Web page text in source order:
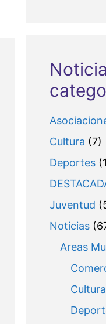
Cultura (7)
Deportes
Juventud
Noticias
Areas
Cultura